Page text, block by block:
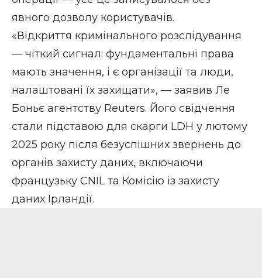
явного дозволу користувачів.
«Відкриття кримінального розслідування
— чіткий сигнал: фундаментальні права
мають значення, і є організації та люди,
налаштовані їх захищати», — заявив Ле
Боньє агентству Reuters. Його свідчення
стали підставою для скарги LDH у лютому
2025 року після безуспішних звернень до
органів захисту даних, включаючи
французьку CNIL та Комісію із захисту
даних Ірландії.